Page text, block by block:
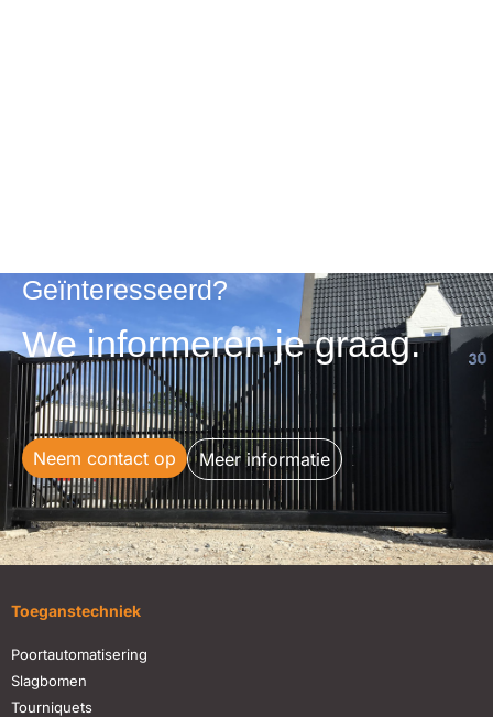
Geïnteresseerd?
We informeren je graag.
Neem contact op Meer informatie
Toeganstechniek
Poortautomatisering
Slagbomen
Tourniquets